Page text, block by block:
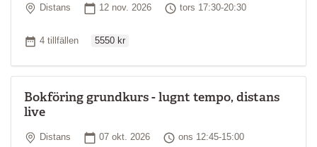
Plats
Distans Startdatum
12 nov. 2026 Tid
tors 17:30-20:30
Antal tillfällen
4 tillfällen 5550 kr
Bokföring grundkurs - lugnt tempo, distans
live
Plats
Distans Startdatum
07 okt. 2026 Tid
ons 12:45-15:00